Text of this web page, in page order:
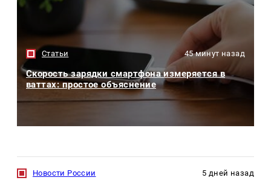
Статьи 45 минут назад
Скорость зарядки смартфона измеряется в
ваттах: простое объяснение
Новости России 5 дней назад